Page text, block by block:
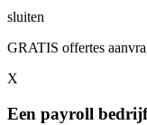
sluiten
GRATIS offertes
X
Een payroll